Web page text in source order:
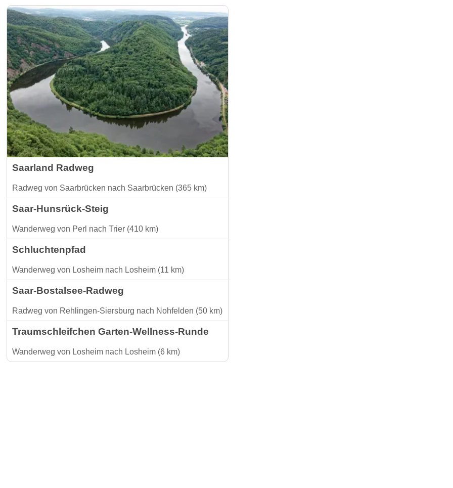
Saarland Radweg
Radweg von Saarbrücken nach Saarbrücken (365 km)
Saar-Hunsrück-Steig
Wanderweg von Perl nach Trier (410 km)
Schluchtenpfad
Wanderweg von Losheim nach Losheim (11 km)
Saar-Bostalsee-Radweg
Radweg von Rehlingen-Siersburg nach Nohfelden (50 km)
Traumschleifchen Garten-Wellness-Runde
Wanderweg von Losheim nach Losheim (6 km)